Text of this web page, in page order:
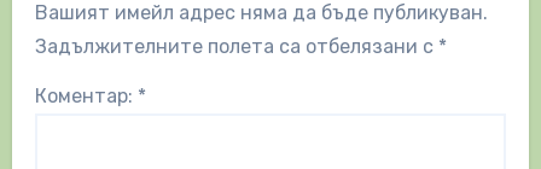
Вашият имейл адрес няма да бъде публикуван.
Задължителните полета са отбелязани с *
Коментар: *